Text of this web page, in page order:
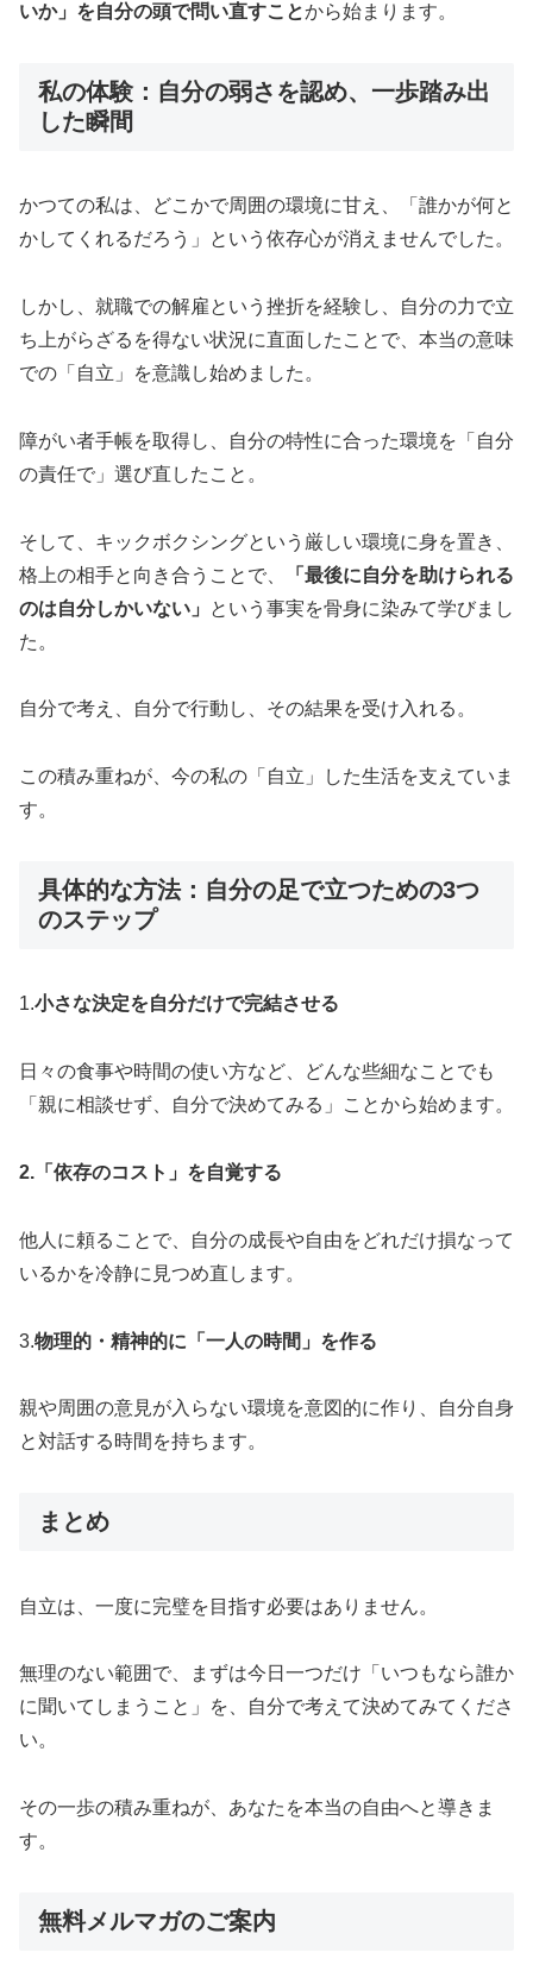
いか」を自分の頭で問い直すことから始まります。
私の体験：自分の弱さを認め、一歩踏み出
した瞬間
かつての私は、どこかで周囲の環境に甘え、「誰かが何と
かしてくれるだろう」という依存心が消えませんでした。
しかし、就職での解雇という挫折を経験し、自分の力で立
ち上がらざるを得ない状況に直面したことで、本当の意味
での「自立」を意識し始めました。
障がい者手帳を取得し、自分の特性に合った環境を「自分
の責任で」選び直したこと。
そして、キックボクシングという厳しい環境に身を置き、
格上の相手と向き合うことで、
「最後に自分を助けられる
のは自分しかいない」
という事実を骨身に染みて学びまし
た。
自分で考え、自分で行動し、その結果を受け入れる。
この積み重ねが、今の私の「自立」した生活を支えていま
す。
具体的な方法：自分の足で立つための3つ
のステップ
1.小さな決定を自分だけで完結させる
日々の食事や時間の使い方など、どんな些細なことでも
「親に相談せず、自分で決めてみる」ことから始めます。
2.「依存のコスト」を自覚する
他人に頼ることで、自分の成長や自由をどれだけ損なって
いるかを冷静に見つめ直します。
3.物理的・精神的に「一人の時間」を作る
親や周囲の意見が入らない環境を意図的に作り、自分自身
と対話する時間を持ちます。
まとめ
自立は、一度に完璧を目指す必要はありません。
無理のない範囲で、まずは今日一つだけ「いつもなら誰か
に聞いてしまうこと」を、自分で考えて決めてみてくださ
い。
その一歩の積み重ねが、あなたを本当の自由へと導きま
す。
無料メルマガのご案内